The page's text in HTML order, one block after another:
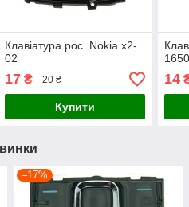
Клавіатура рос. Nokia x2-
02
17₴ 20 ₴
Купити
14
–17%